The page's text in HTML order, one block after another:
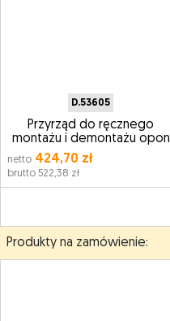
D.53605
Przyrząd do ręcznego
montażu i demontażu opon
netto 424,70 zł
brutto 522,38 zł
Produkty na zamówienie: